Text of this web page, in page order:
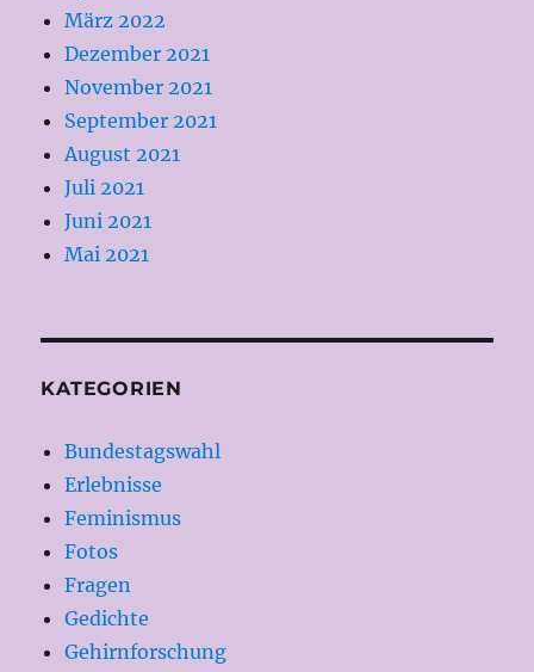
März 2022
Dezember 2021
November 2021
September 2021
August 2021
Juli 2021
Juni 2021
Mai 2021
KATEGORIEN
Bundestagswahl
Erlebnisse
Feminismus
Fotos
Fragen
Gedichte
Gehirnforschung